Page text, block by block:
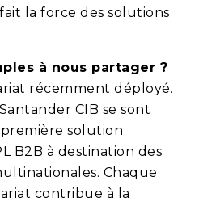
la force des solutions
à nous partager ?
récemment déployé.
CIB se sont
solution
B2B à destination des
Chaque
contribue à la